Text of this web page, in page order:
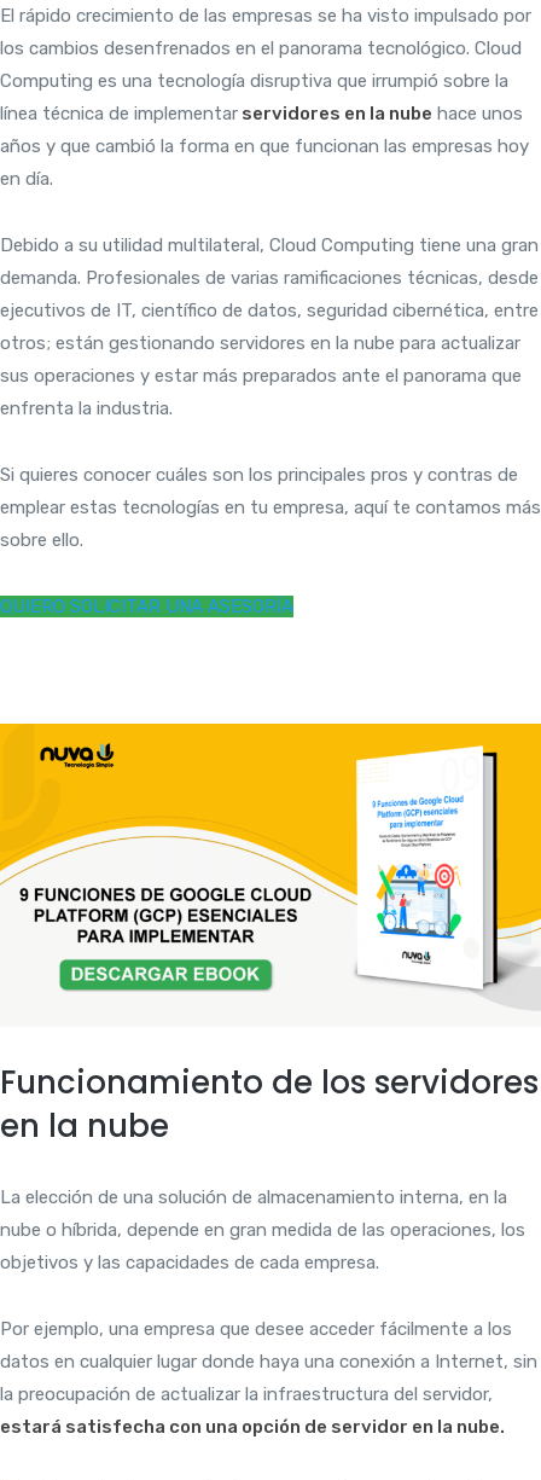
El rápido crecimiento de las empresas se ha visto impulsado por
los cambios desenfrenados en el panorama tecnológico. Cloud
Computing es una tecnología disruptiva que irrumpió sobre la
línea técnica de implementar servidores en la nube hace unos
años y que cambió la forma en que funcionan las empresas hoy
en día.
Debido a su utilidad multilateral, Cloud Computing tiene una gran
demanda. Profesionales de varias ramificaciones técnicas, desde
ejecutivos de IT, científico de datos, seguridad cibernética, entre
otros; están gestionando servidores en la nube para actualizar
sus operaciones y estar más preparados ante el panorama que
enfrenta la industria.
Si quieres conocer cuáles son los principales pros y contras de
emplear estas tecnologías en tu empresa, aquí te contamos más
sobre ello.
QUIERO SOLICITAR UNA ASESORÍA
Funcionamiento de los servidores
en la nube
La elección de una solución de almacenamiento interna, en la
nube o híbrida, depende en gran medida de las operaciones, los
objetivos y las capacidades de cada empresa.
Por ejemplo, una empresa que desee acceder fácilmente a los
datos en cualquier lugar donde haya una conexión a Internet, sin
la preocupación de actualizar la infraestructura del servidor,
estará satisfecha con una opción de servidor en la nube.